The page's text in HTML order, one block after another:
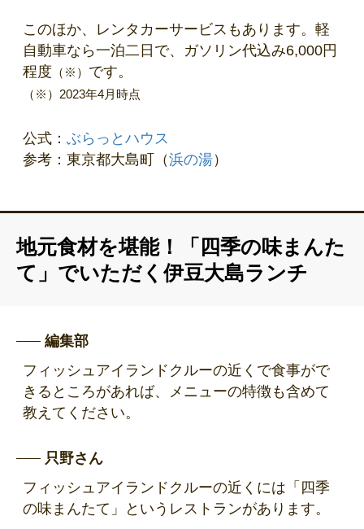
このほか、レンタカーサービスもあります。軽
自動車なら一泊二日で、ガソリン代込み6,000円
程度 （※） です。
（※）2023年4月時点
公式： ぶらっとハウス
参考：東京都大島町（浜の湯）
地元食材を堪能！「四季の味まんた
て」でいただく伊豆大島ランチ
編集部
フィッシュアイランドクルーの近くで食事がで
きるところがあれば、メニューの特徴も含めて
教えてください。
只野さん
フィッシュアイランドクルーの近くには「四季
の味まんたて」というレストランがあります。